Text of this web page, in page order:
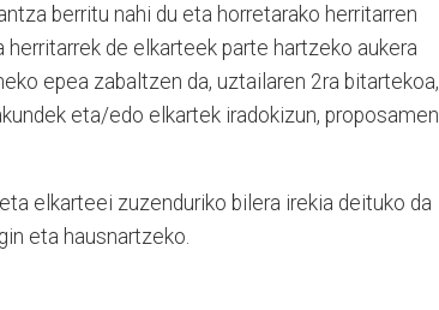
berritu nahi du eta horretarako herritarren
de elkarteek parte hartzeko aukera
epea zabaltzen da, uztailaren 2ra bitartekoa,
eta/edo elkartek iradokizun, proposamen
elkarteei zuzenduriko bilera irekia deituko da
eta hausnartzeko.